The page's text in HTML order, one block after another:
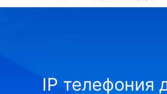
IP телефония